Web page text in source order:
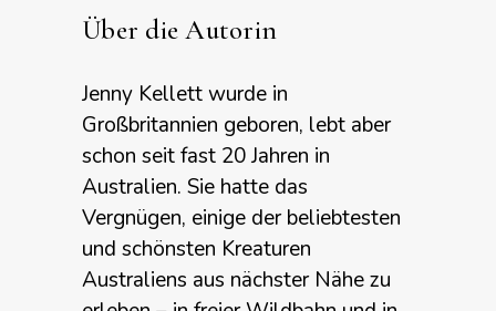
Über die Autorin
Jenny Kellett wurde in
Großbritannien geboren, lebt aber
schon seit fast 20 Jahren in
Australien. Sie hatte das
Vergnügen, einige der beliebtesten
und schönsten Kreaturen
Australiens aus nächster Nähe zu